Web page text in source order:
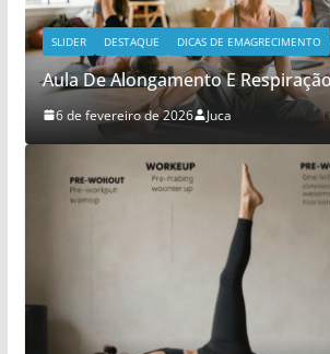
SLIDER DESTAQUE DICAS DE EMAGRECIMENTO
Aula De Alongamento E
6 de fevereiro de 2026 Juca